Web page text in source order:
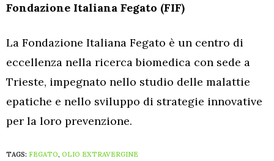
Fondazione Italiana Fegato (FIF)
La Fondazione Italiana Fegato è un centro di
eccellenza nella ricerca biomedica con sede a
Trieste, impegnato nello studio delle malattie
epatiche e nello sviluppo di strategie innovative
per la loro prevenzione.
TAGS: FEGATO, OLIO EXTRAVERGINE